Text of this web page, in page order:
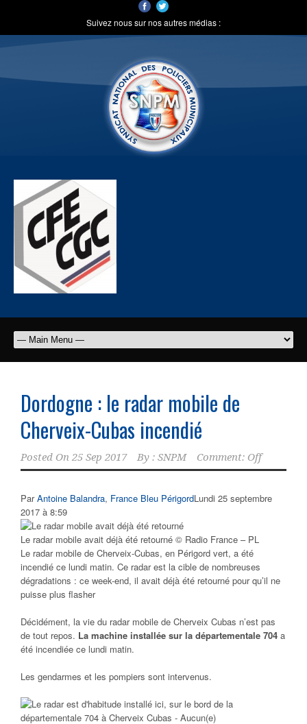
Suivez nous sur nos autres médias :
Dordogne : le radar mobile de
Cherveix-Cubas incendié
Posted On 25 Sep 2017 By : SNPM Comment: Off
ParAntoine Balandra, France Bleu PérigordLundi 25 septembre
2017 à 8:59
Le radar mobile avait déjà été retourné © Radio France – PL
Le radar mobile de Cherveix-Cubas, en Périgord vert, a été
incendié ce lundi matin. Ce radar est la cible de nombreuses
dégradations : ce week-end, il avait déjà été retourné pour qu’il ne
puisse plus flasher
Décidément, la vie du radar mobile de Cherveix Cubas n’est pas
de tout repos. La machine installée sur la départementale 704 a
été incendiée ce lundi matin.
Les gendarmes et les pompiers sont intervenus.